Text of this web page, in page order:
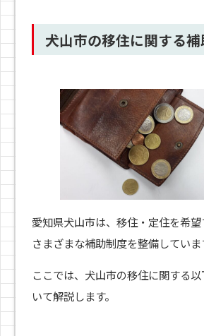
犬山市の移住に関する
愛知県犬山市は、移住・定住を希
さまざまな補助制度を整備していま
ここでは、犬山市の移住に関する
いて解説します。